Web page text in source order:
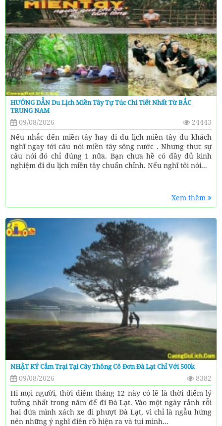
HƯỚNG DẪN Du Lịch Miền Tây Tự Túc Chi Tiết Nhất Từ BẮC
TRUNG NAM
09/08/2026
24443
Nếu nhắc đến miền tây hay đi du lịch miền tây du khách
nghĩ ngay tới câu nói miền tây sông nước . Nhưng thực sự
câu nói đó chỉ đúng 1 nửa. Bạn chưa hề có đầy đủ kinh
nghiệm đi du lịch miền tây chuẩn chỉnh. Nếu nghĩ tôi nói...
Xem thêm
NHẬT KÝ Cắm Trại Tại Cây Thông Cô Đơn Đà Lạt Chỉ Với 500k
09/08/2026
8382
Hi mọi người, thời điểm tháng 12 này có lẽ là thời điểm lý
tưởng nhất trong năm để đi Đà Lạt. Vào một ngày rảnh rỗi
hai đứa mình xách xe đi phượt Đà Lạt, vì chỉ là ngẫu hứng
nên những ý nghĩ điên rồ hiện ra và tụi mình...